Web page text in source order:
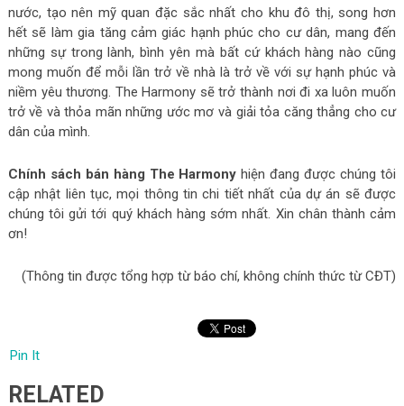
nước, tạo nên mỹ quan đặc sắc nhất cho khu đô thị, song hơn
hết sẽ làm gia tăng cảm giác hạnh phúc cho cư dân, mang đến
những sự trong lành, bình yên mà bất cứ khách hàng nào cũng
mong muốn để mỗi lần trở về nhà là trở về với sự hạnh phúc và
niềm yêu thương. The Harmony sẽ trở thành nơi đi xa luôn muốn
trở về và thỏa mãn những ước mơ và giải tỏa căng thẳng cho cư
dân của mình.
Chính sách bán hàng The Harmony hiện đang được chúng tôi
cập nhật liên tục, mọi thông tin chi tiết nhất của dự án sẽ được
chúng tôi gửi tới quý khách hàng sớm nhất. Xin chân thành cảm
ơn!
(Thông tin được tổng hợp từ báo chí, không chính thức từ CĐT)
Pin It
RELATED